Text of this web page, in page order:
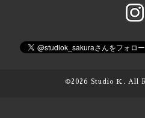
©2026 Studio Ｋ . All